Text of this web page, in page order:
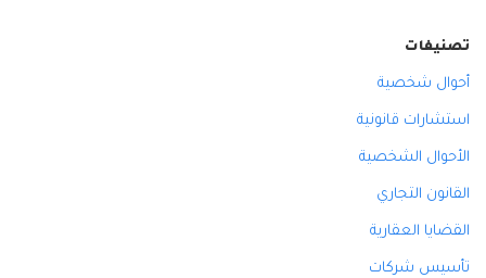
تصنيفات
أحوال شخصية
استشارات قانونية
الأحوال الشخصية
القانون التجاري
القضايا العقارية
تأسيس شركات